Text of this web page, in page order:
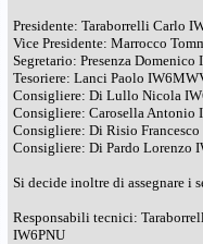
Presidente: Taraborrelli Carlo
Vice Presidente: Marrocco
Segretario: Presenza Domenico
Tesoriere: Lanci Paolo
Consigliere: Di Lullo Nicola
Consigliere: Carosella Antonio
Consigliere: Di Risio
Consigliere: Di Pardo Lorenzo
Si decide inoltre di assegnare i
Responsabili tecnici:
IW6PNU